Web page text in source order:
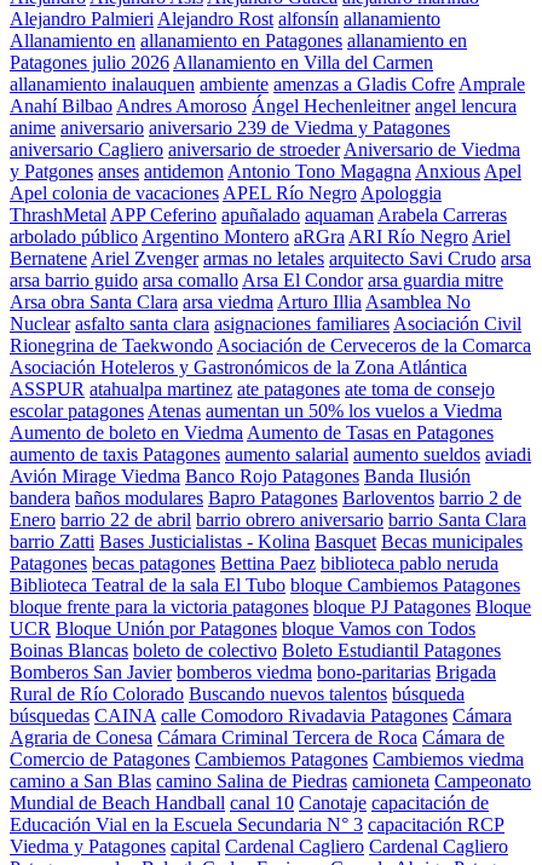
Alejandro Palmieri Alejandro Rost alfonsín allanamiento
Allanamiento en allanamiento en Patagones allanamiento en
Patagones julio 2026 Allanamiento en Villa del Carmen
allanamiento inalauquen ambiente amenzas a Gladis Cofre Amprale
Anahí Bilbao Andres Amoroso Ángel Hechenleitner angel lencura
anime aniversario aniversario 239 de Viedma y Patagones
aniversario Cagliero aniversario de stroeder Aniversario de Viedma
y Patgones anses antidemon Antonio Tono Magagna Anxious Apel
Apel colonia de vacaciones APEL Río Negro Apologgia
ThrashMetal APP Ceferino apuñalado aquaman Arabela Carreras
arbolado público Argentino Montero aRGra ARI Río Negro Ariel
Bernatene Ariel Zvenger armas no letales arquitecto Savi Crudo arsa
arsa barrio guido arsa comallo Arsa El Condor arsa guardia mitre
Arsa obra Santa Clara arsa viedma Arturo Illia Asamblea No
Nuclear asfalto santa clara asignaciones familiares Asociación Civil
Rionegrina de Taekwondo Asociación de Cerveceros de la Comarca
Asociación Hoteleros y Gastronómicos de la Zona Atlántica
ASSPUR atahualpa martinez ate patagones ate toma de consejo
escolar patagones Atenas aumentan un 50% los vuelos a Viedma
Aumento de boleto en Viedma Aumento de Tasas en Patagones
aumento de taxis Patagones aumento salarial aumento sueldos aviadi
Avión Mirage Viedma Banco Rojo Patagones Banda Ilusión
bandera baños modulares Bapro Patagones Barloventos barrio 2 de
Enero barrio 22 de abril barrio obrero aniversario barrio Santa Clara
barrio Zatti Bases Justicialistas - Kolina Basquet Becas municipales
Patagones becas patagones Bettina Paez biblioteca pablo neruda
Biblioteca Teatral de la sala El Tubo bloque Cambiemos Patagones
bloque frente para la victoria patagones bloque PJ Patagones Bloque
UCR Bloque Unión por Patagones bloque Vamos con Todos
Boinas Blancas boleto de colectivo Boleto Estudiantil Patagones
Bomberos San Javier bomberos viedma bono-paritarias Brigada
Rural de Río Colorado Buscando nuevos talentos búsqueda
búsquedas CAINA calle Comodoro Rivadavia Patagones Cámara
Agraria de Conesa Cámara Criminal Tercera de Roca Cámara de
Comercio de Patagones Cambiemos Patagones Cambiemos viedma
camino a San Blas camino Salina de Piedras camioneta Campeonato
Mundial de Beach Handball canal 10 Canotaje capacitación de
Educación Vial en la Escuela Secundaria N° 3 capacitación RCP
Viedma y Patagones capital Cardenal Cagliero Cardenal Cagliero